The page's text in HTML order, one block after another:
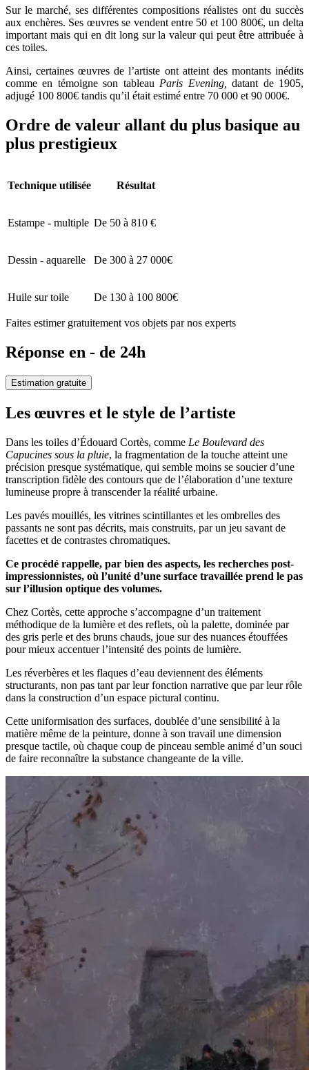
Sur le marché, ses différentes compositions réalistes ont du succès
aux enchères. Ses œuvres se vendent entre 50 et 100 800€, un delta
important mais qui en dit long sur la valeur qui peut être attribuée à
ces toiles.
Ainsi, certaines œuvres de l’artiste ont atteint des montants inédits
comme en témoigne son tableau Paris Evening,datant de 1905,
adjugé 100 800€ tandis qu’il était estimé entre 70 000 et 90 000€.
Ordre de valeur allant du plus basique au
plus prestigieux
Technique utilisée Résultat
Estampe - multiple De 50 à 810 €
Dessin - aquarelle De 300 à 27 000€
Huile sur toile De 130 à 100 800€
Faites estimer gratuitement vos objets par nos experts
Réponse en - de 24h
Estimation gratuite
Les œuvres et le style de l’artiste
Dans les toiles d’Édouard Cortès, comme Le Boulevard des
Capucines sous la pluie, la fragmentation de la touche atteint une
précision presque systématique, qui semble moins se soucier d’une
transcription fidèle des contours que de l’élaboration d’une texture
lumineuse propre à transcender la réalité urbaine.
Les pavés mouillés, les vitrines scintillantes et les ombrelles des
passants ne sont pas décrits, mais construits, par un jeu savant de
facettes et de contrastes chromatiques.
Ce procédé rappelle, par bien des aspects, les recherches post-
impressionnistes, où l’unité d’une surface travaillée prend le pas
sur l’illusion optique des volumes.
Chez Cortès, cette approche s’accompagne d’un traitement
méthodique de la lumière et des reflets, où la palette, dominée par
des gris perle et des bruns chauds, joue sur des nuances étouffées
pour mieux accentuer l’intensité des points de lumière.
Les réverbères et les flaques d’eau deviennent des éléments
structurants, non pas tant par leur fonction narrative que par leur rôle
dans la construction d’un espace pictural continu.
Cette uniformisation des surfaces, doublée d’une sensibilité à la
matière même de la peinture, donne à son travail une dimension
presque tactile, où chaque coup de pinceau semble animé d’un souci
de faire reconnaître la substance changeante de la ville.